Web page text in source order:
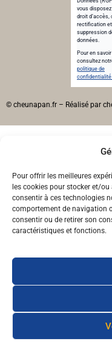
Pour offrir les meilleures
les cookies pour stocker et/
consentir à ces technologies
comportement de navigation
consentir ou de retirer son
caractéristiques et fonctions.
vous disposez
droit d’accès,
rectification
suppression
données.
Pour en savoir
consultez
politique de
confidentialité
© cheunapan.fr – Réalisé par